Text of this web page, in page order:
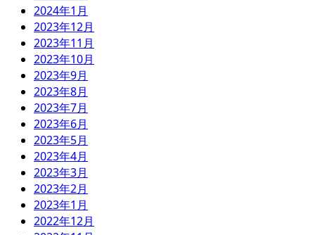
2024年1月
2023年12月
2023年11月
2023年10月
2023年9月
2023年8月
2023年7月
2023年6月
2023年5月
2023年4月
2023年3月
2023年2月
2023年1月
2022年12月